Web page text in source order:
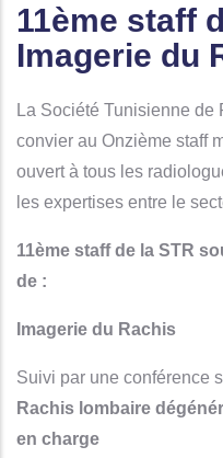
11ème staff
Imagerie du
La Société Tunisienne
convier au Onzième staff
ouvert à tous les
les expertises entre le
11ème staff de la STR
de :
Imagerie du Rachis
Suivi par une conférence
Rachis lombaire
en charge